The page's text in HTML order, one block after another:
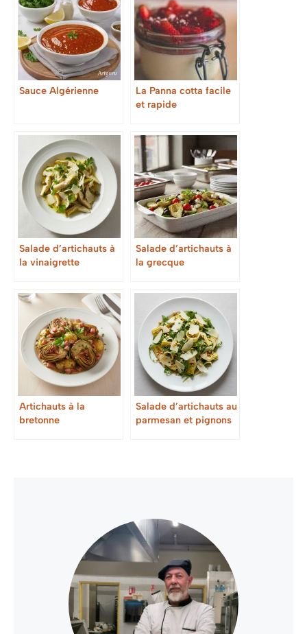
Sauce Algérienne
La Panna cotta facile
et rapide
Salade d’artichauts à
la vinaigrette
Salade d’artichauts à
la grecque
Artichauts à la
bretonne
Salade d’artichauts au
parmesan et pignons